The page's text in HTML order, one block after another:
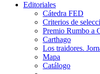
Editoriales
Cátedra FED
Criterios de
Premio Rumbo a
Carthago
Los traidores.
Mapa
Catálogo